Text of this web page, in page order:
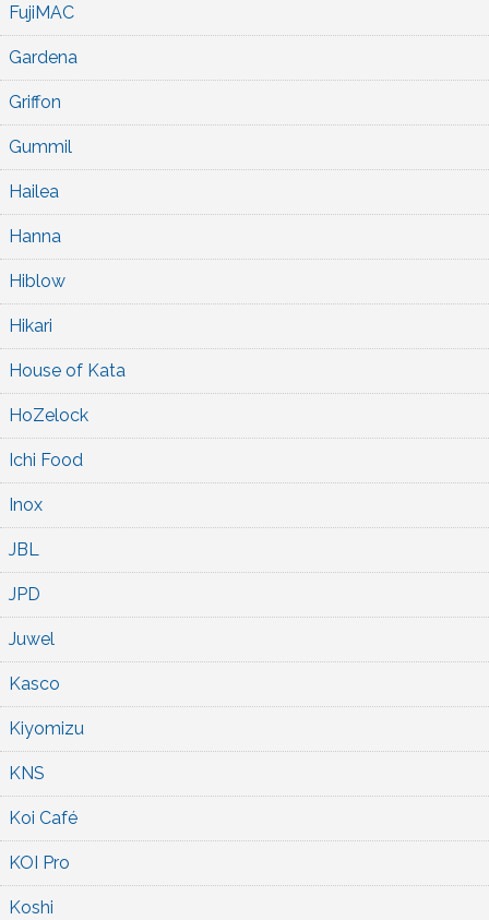
FujiMAC
Gardena
Griffon
Gummil
Hailea
Hanna
Hiblow
Hikari
House of Kata
HoZelock
Ichi Food
Inox
JBL
JPD
Juwel
Kasco
Kiyomizu
KNS
Koi Café
KOI Pro
Koshi